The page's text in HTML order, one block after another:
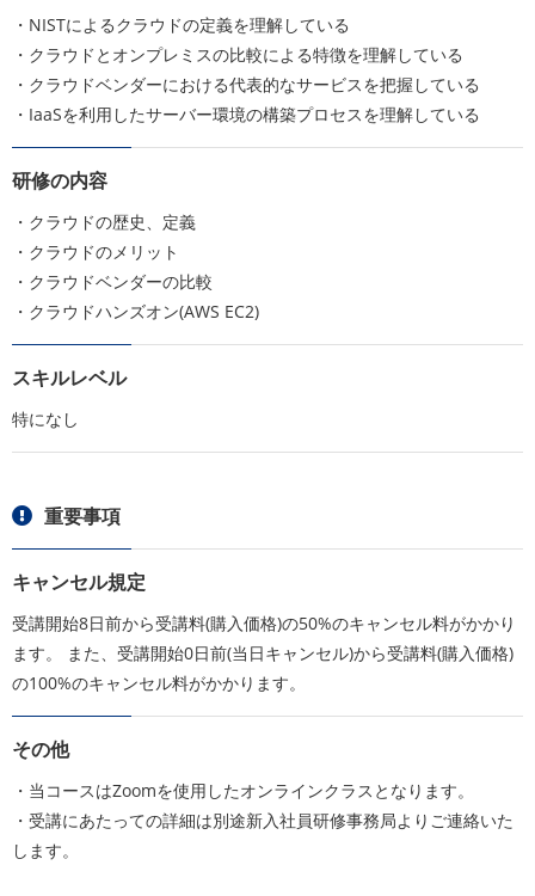
・NISTによるクラウドの定義を理解している
・クラウドとオンプレミスの比較による特徴を理解している
・クラウドベンダーにおける代表的なサービスを把握している
・IaaSを利用したサーバー環境の構築プロセスを理解している
研修の内容
・クラウドの歴史、定義
・クラウドのメリット
・クラウドベンダーの比較
・クラウドハンズオン(AWS EC2)
スキルレベル
特になし
重要事項
キャンセル規定
受講開始8日前から受講料(購入価格)の50%のキャンセル料がかかり
ます。 また、受講開始0日前(当日キャンセル)から受講料(購入価格)
の100%のキャンセル料がかかります。
その他
・当コースはZoomを使用したオンラインクラスとなります。
・受講にあたっての詳細は別途新入社員研修事務局よりご連絡いた
します。